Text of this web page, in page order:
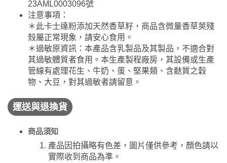
23AML0003096號
注意事項：
＊此卡士達粉添加天然香草籽，商品含微量香草莢殘
殼屬正常現象，請安心食用。
＊過敏原資訊：本產品含乳製品及其製品，不適合對
其過敏體質者食用。本生產製程廠房，其設備或生產
管線有處理花生、牛奶、蛋、堅果類、含麩質之穀
物、大豆，對其過敏者請留意。
運送與退換貨
商品須知
產品因拍攝略有色差，圖片僅供參考，顏色請以
實際收到商品為準。